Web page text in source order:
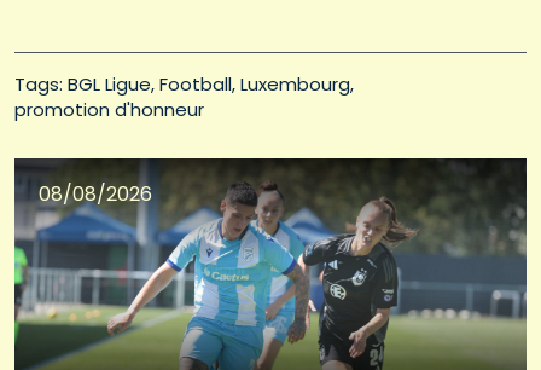
Tags: BGL Ligue Football Luxembourg
promotion d'honneur
08/08/2026